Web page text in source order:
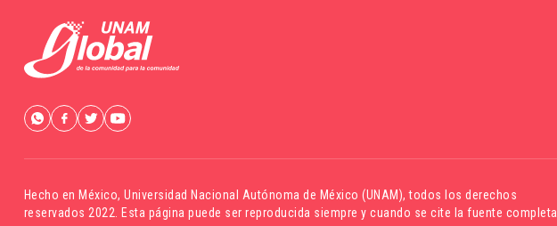
Hecho en México,Universidad Nacional Autónoma de México (UNAM), todos los derechos
reservados 2022. Esta página puede ser reproducida siempre y cuando se cite la fuente completa.